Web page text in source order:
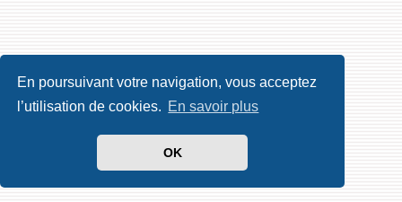
En poursuivant votre navigation, vous acceptez
l’utilisation de cookies. En savoir plus
OK